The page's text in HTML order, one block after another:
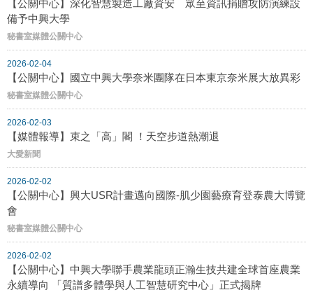
【公關中心】深化智慧製造工廠資安 眾至資訊捐贈攻防演練設
備予中興大學
秘書室媒體公關中心
2026-02-04
【公關中心】國立中興大學奈米團隊在日本東京奈米展大放異彩
秘書室媒體公關中心
2026-02-03
【媒體報導】束之「高」閣 ！天空步道熱潮退
大愛新聞
2026-02-02
【公關中心】興大USR計畫邁向國際-肌少園藝療育登泰農大博覽
會
秘書室媒體公關中心
2026-02-02
【公關中心】中興大學聯手農業龍頭正瀚生技共建全球首座農業
永續導向 「質譜多體學與人工智慧研究中心」正式揭牌